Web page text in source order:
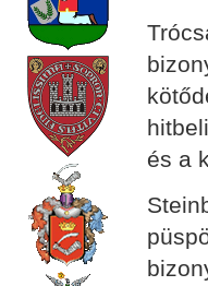
és a